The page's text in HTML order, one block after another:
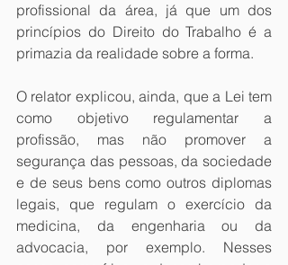
profissional da área, já que um dos
princípios do Direito do Trabalho é a
primazia da realidade sobre a forma.
O relator explicou, ainda, que a Lei tem
como objetivo regulamentar a
profissão, mas não promover a
segurança das pessoas, da sociedade
e de seus bens como outros diplomas
legais, que regulam o exercício da
medicina, da engenharia ou da
advocacia, por exemplo. Nesses